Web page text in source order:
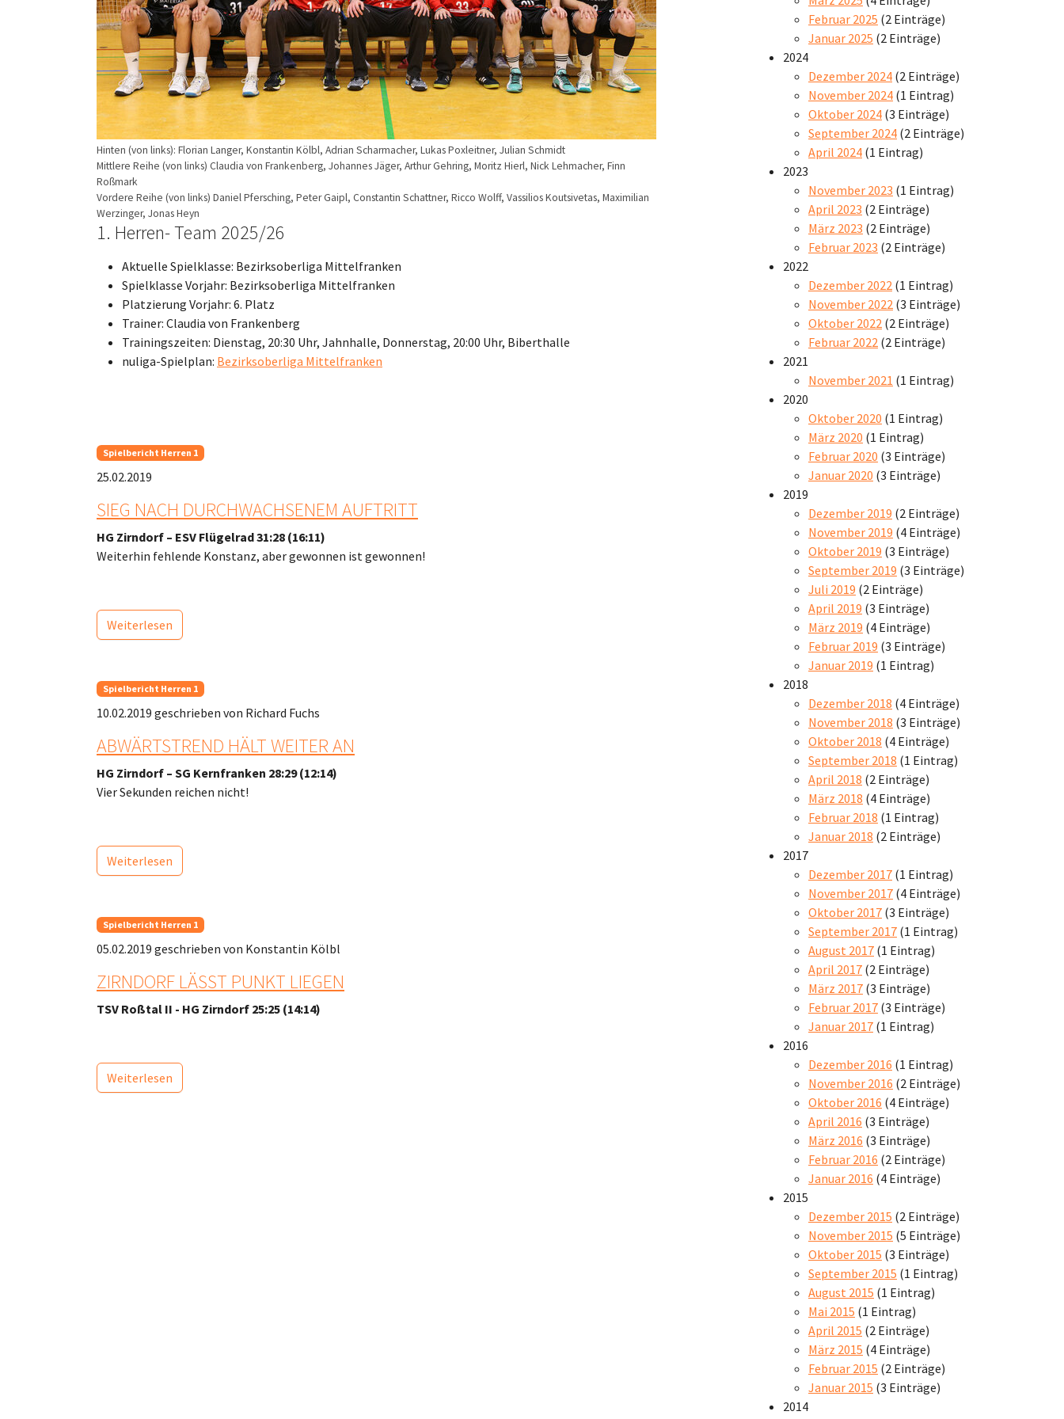
Hinten (von links): Florian Langer, Konstantin Kölbl, Adrian Scharmacher, Lukas Poxleitner, Julian Schmidt
Mittlere Reihe (von links) Claudia von Frankenberg, Johannes Jäger, Arthur Gehring, Moritz Hierl, Nick Lehmacher, Finn
Roßmark
Vordere Reihe (von links) Daniel Pfersching, Peter Gaipl, Constantin Schattner, Ricco Wolff, Vassilios Koutsivetas, Maximilian
Werzinger, Jonas Heyn
1. Herren- Team 2025/26
Aktuelle Spielklasse: Bezirksoberliga Mittelfranken
Spielklasse Vorjahr: Bezirksoberliga Mittelfranken
Platzierung Vorjahr: 6. Platz
Trainer: Claudia von Frankenberg
Trainingszeiten: Dienstag, 20:30 Uhr, Jahnhalle, Donnerstag, 20:00 Uhr, Biberthalle
nuliga-Spielplan: Bezirksoberliga Mittelfranken
Spielbericht Herren 1
25.02.2019
SIEG NACH DURCHWACHSENEM AUFTRITT
HG Zirndorf – ESV Flügelrad 31:28 (16:11)
Weiterhin fehlende Konstanz, aber gewonnen ist gewonnen!
Weiterlesen
Spielbericht Herren 1
10.02.2019 geschrieben von Richard Fuchs
ABWÄRTSTREND HÄLT WEITER AN
HG Zirndorf – SG Kernfranken 28:29 (12:14)
Vier Sekunden reichen nicht!
Weiterlesen
Spielbericht Herren 1
05.02.2019 geschrieben von Konstantin Kölbl
ZIRNDORF LÄSST PUNKT LIEGEN
TSV Roßtal II - HG Zirndorf 25:25 (14:14)
Weiterlesen
Februar 2025 (2 Einträge)
Januar 2025 (2 Einträge)
2024
Dezember 2024 (2 Einträge)
November 2024 (1 Eintrag)
Oktober 2024 (3 Einträge)
September 2024 (2 Einträge)
April 2024 (1 Eintrag)
2023
November 2023 (1 Eintrag)
April 2023 (2 Einträge)
März 2023 (2 Einträge)
Februar 2023 (2 Einträge)
2022
Dezember 2022 (1 Eintrag)
November 2022 (3 Einträge)
Oktober 2022 (2 Einträge)
Februar 2022 (2 Einträge)
2021
November 2021 (1 Eintrag)
2020
Oktober 2020 (1 Eintrag)
März 2020 (1 Eintrag)
Februar 2020 (3 Einträge)
Januar 2020 (3 Einträge)
2019
Dezember 2019 (2 Einträge)
November 2019 (4 Einträge)
Oktober 2019 (3 Einträge)
September 2019 (3 Einträge)
Juli 2019 (2 Einträge)
April 2019 (3 Einträge)
März 2019 (4 Einträge)
Februar 2019 (3 Einträge)
Januar 2019 (1 Eintrag)
2018
Dezember 2018 (4 Einträge)
November 2018 (3 Einträge)
Oktober 2018 (4 Einträge)
September 2018 (1 Eintrag)
April 2018 (2 Einträge)
März 2018 (4 Einträge)
Februar 2018 (1 Eintrag)
Januar 2018 (2 Einträge)
2017
Dezember 2017 (1 Eintrag)
November 2017 (4 Einträge)
Oktober 2017 (3 Einträge)
September 2017 (1 Eintrag)
August 2017 (1 Eintrag)
April 2017 (2 Einträge)
März 2017 (3 Einträge)
Februar 2017 (3 Einträge)
Januar 2017 (1 Eintrag)
2016
Dezember 2016 (1 Eintrag)
November 2016 (2 Einträge)
Oktober 2016 (4 Einträge)
April 2016 (3 Einträge)
März 2016 (3 Einträge)
Februar 2016 (2 Einträge)
Januar 2016 (4 Einträge)
2015
Dezember 2015 (2 Einträge)
November 2015 (5 Einträge)
Oktober 2015 (3 Einträge)
September 2015 (1 Eintrag)
August 2015 (1 Eintrag)
Mai 2015 (1 Eintrag)
April 2015 (2 Einträge)
März 2015 (4 Einträge)
Februar 2015 (2 Einträge)
Januar 2015 (3 Einträge)
2014